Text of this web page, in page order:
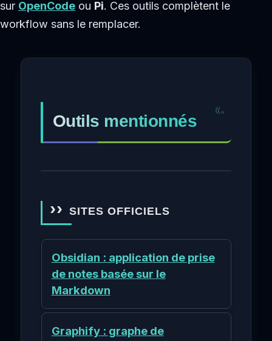
sur OpenCode ou Pi. Ces outils complètent le
workflow sans le remplacer.
Outils mentionnés
SITES OFFICIELS
Obsidian : application de prise
de notes basée sur le
Markdown
Graphify : graphe de